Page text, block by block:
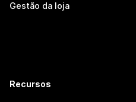
Gestão da loja
Recursos